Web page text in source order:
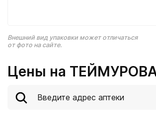
Внешний вид упаковки может отличаться
от фото на сайте.
Цены на